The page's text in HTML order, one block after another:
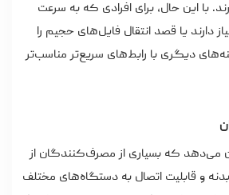
با این حال، برای افرادی که به سرعت
دارند یا قصد انتقال فایل‌های حجیم را
دیگری با رابط‌های سریع‌تر مناسب‌تر
می‌دهد که بسیاری از مصرف‌کنندگان از
و قابلیت اتصال به دستگاه‌های مختلف